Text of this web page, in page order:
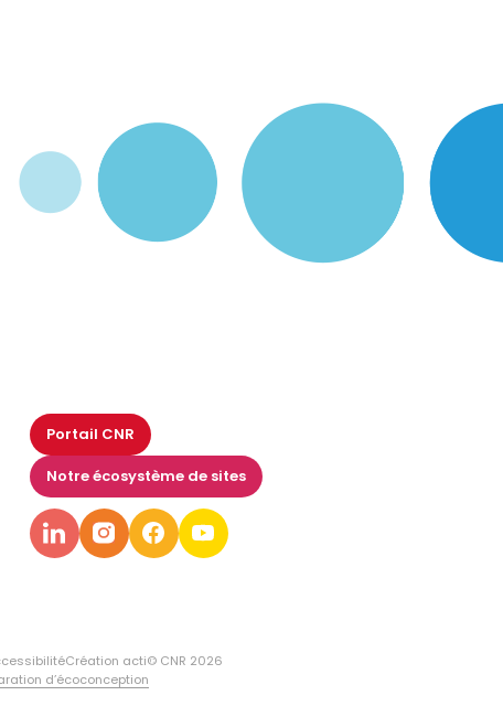
Portail CNR
Notre écosystème de sites
Création acti© CNR 2026
d’écoconception